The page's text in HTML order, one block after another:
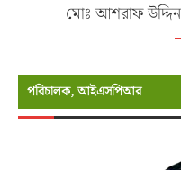
মোঃ আশরাফ উদ্দিন,
পরিচালক, আইএসপিআর